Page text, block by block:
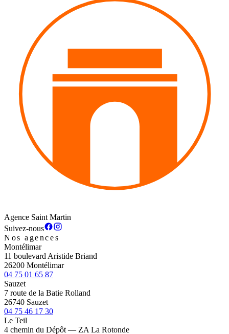
Agence Saint Martin
Suivez-nous
Nos agences
Montélimar
11 boulevard Aristide Briand
26200 Montélimar
04 75 01 65 87
Sauzet
7 route de la Batie Rolland
26740 Sauzet
04 75 46 17 30
Le Teil
4 chemin du Dépôt — ZA La Rotonde